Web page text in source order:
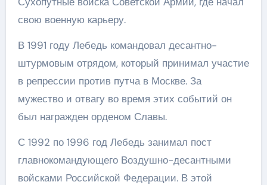
свою военную карьеру.
В 1991 году Лебедь командовал десантно-
штурмовым отрядом, который принимал участие
в репрессии против путча в Москве. За
мужество и отвагу во время этих событий он
был награжден орденом Славы.
С 1992 по 1996 год Лебедь занимал пост
главнокомандующего Воздушно-десантными
войсками Российской Федерации. В этой